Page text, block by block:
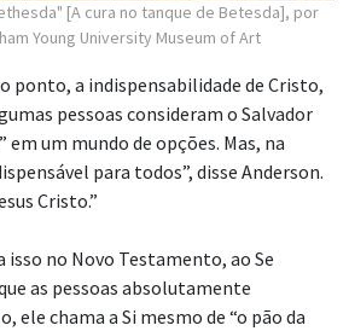
[A cura no tanque de Betesda], por
Young University Museum of Art
ponto, a indispensabilidade de Cristo,
pessoas consideram o Salvador
um mundo de opções. Mas, na
para todos”, disse Anderson.
Cristo.”
isso no Novo Testamento, ao Se
as pessoas absolutamente
ele chama a Si mesmo de “o pão da